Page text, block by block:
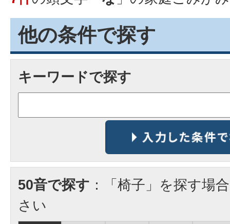
他の条件で探す
キーワードで探す
50音で探す ：「椅子」を探す場
さい